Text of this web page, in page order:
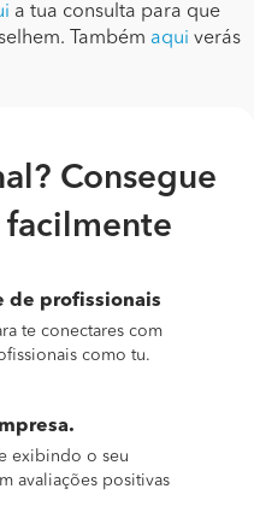
a tua consulta para que
Também aqui verás
Consegue
facilmente
de profissionais
te conectares com
como tu.
exibindo o seu
avaliações positivas